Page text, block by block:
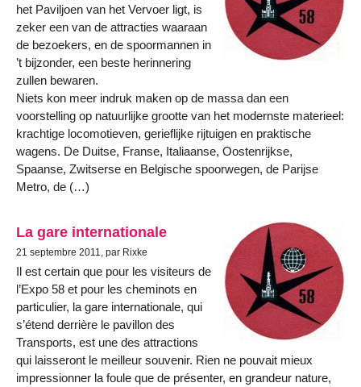
het Paviljoen van het Vervoer ligt, is
zeker een van de attracties waaraan
de bezoekers, en de spoormannen in
’t bijzonder, een beste herinnering
zullen bewaren.
Niets kon meer indruk maken op de massa dan een
voorstelling op natuurlijke grootte van het modernste materieel:
krachtige locomotieven, gerieflijke rijtuigen en praktische
wagens. De Duitse, Franse, Italiaanse, Oostenrijkse,
Spaanse, Zwitserse en Belgische spoorwegen, de Parijse
Metro, de (…)
La gare internationale
21 septembre 2011, par Rixke
Il est certain que pour les visiteurs de
l’Expo 58 et pour les cheminots en
particulier, la gare internationale, qui
s’étend derrière le pavillon des
Transports, est une des attractions
qui laisseront le meilleur souvenir. Rien ne pouvait mieux
impressionner la foule que de présenter, en grandeur nature,